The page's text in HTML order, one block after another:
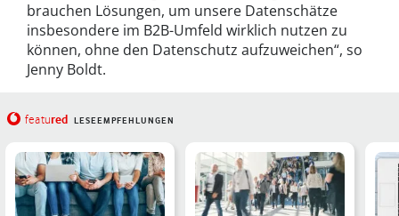
brauchen Lösungen, um unsere Datenschätze
insbesondere im B2B-Umfeld wirklich nutzen zu
können, ohne den Datenschutz aufzuweichen“, so
Jenny Boldt.
featured LESEEMPFEHLUNGEN